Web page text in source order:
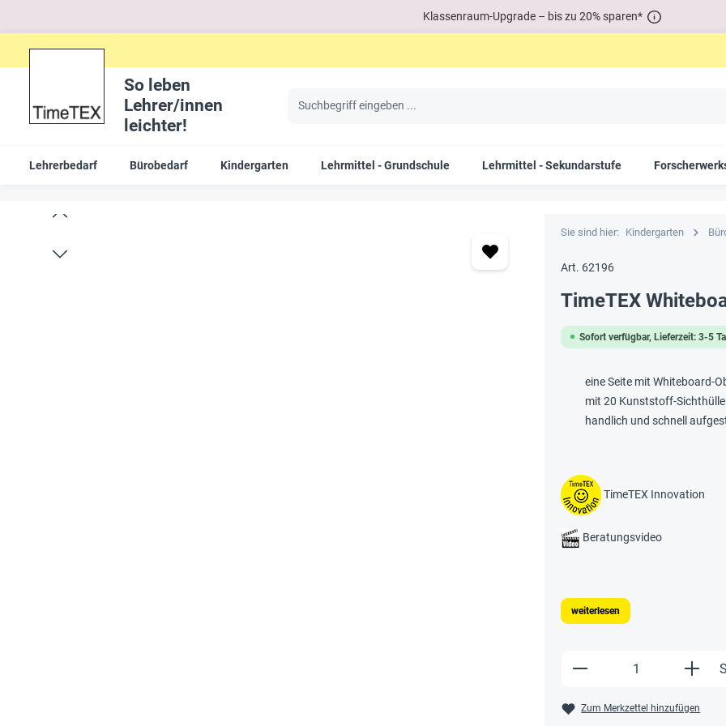
Klassenraum-Upgrade – bis zu 20% sparen*
So leben
Lehrer/innen
leichter!
Lehrerbedarf Bürobedarf Kindergarten Lehrmittel - Grundschule Lehrmittel - Sekundarstufe
Sie sind hier: Kindergarten
Art. 62196
TimeTEX
Sofort verfügbar, Lieferzeit: 3-5
eine Seite mit Whiteboard-
mit 20 Kunststoff-
handlich und schnell
TimeTEX Innovation
Beratungsvideo
weiterlesen
Produkt Anzahl:
Zum Merkzettel hinzufügen